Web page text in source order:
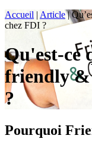
Accueil | Article|
chez FDI ?
Qu'est-ce
friendly &
?
Pourquoi